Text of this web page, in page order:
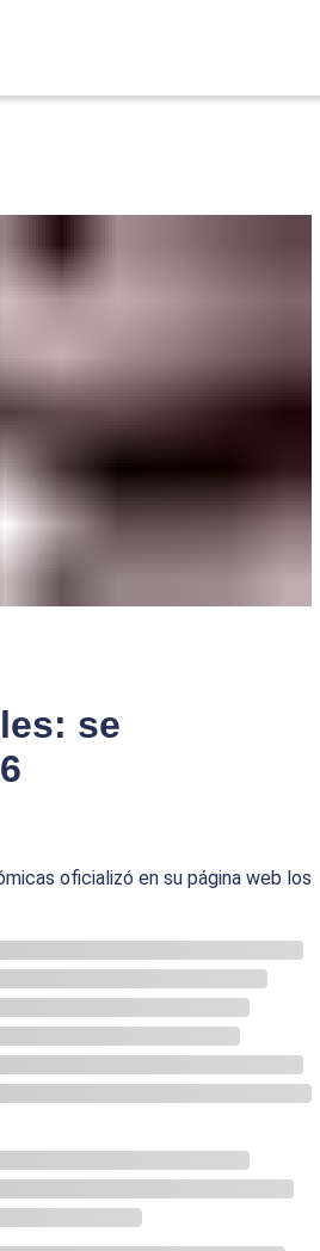
se
oficializó en su página web los